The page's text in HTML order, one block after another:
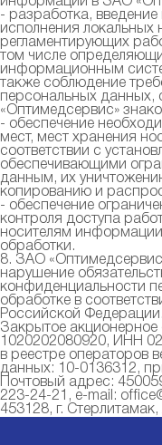
- разработка, введение
исполнения локальных
регламентирующих
том числе
информационным
также соблюдение
персональных
«Оптимедсервис»
- обеспечение
мест, мест хранения
соответствии с
обеспечивающими
данным, их
копированию и
- обеспечение
контроля доступа
носителям
обработки.
8. ЗАО
нарушение
конфиденциальности
обработке в
Российской Федерации.
Закрытое
1020202080920, ИНН
в реестре операторов
данных: 10-0136312,
Почтовый адрес:
223-24-21, e-mail:
453128, г.